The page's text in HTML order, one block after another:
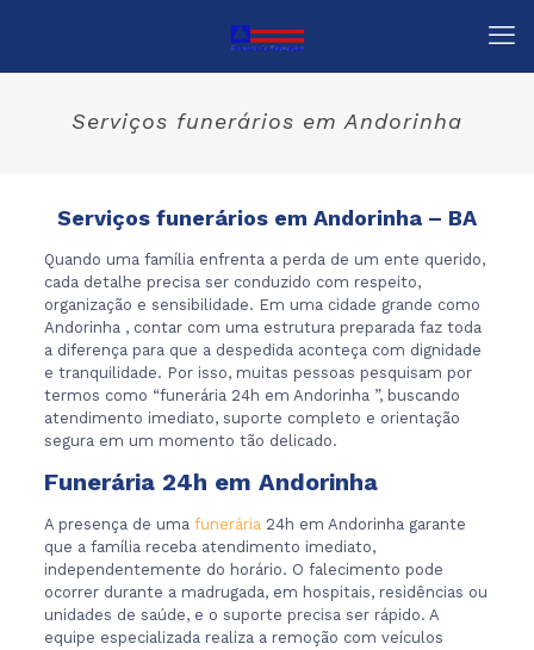
Serviços funerários em Andorinha
Serviços funerários em Andorinha – BA
Quando uma família enfrenta a perda de um ente querido,
cada detalhe precisa ser conduzido com respeito,
organização e sensibilidade. Em uma cidade grande como
Andorinha , contar com uma estrutura preparada faz toda
a diferença para que a despedida aconteça com dignidade
e tranquilidade. Por isso, muitas pessoas pesquisam por
termos como “funerária 24h em Andorinha ”, buscando
atendimento imediato, suporte completo e orientação
segura em um momento tão delicado.
Funerária 24h em Andorinha
A presença de uma funerária24h em Andorinha garante
que a família receba atendimento imediato,
independentemente do horário. O falecimento pode
ocorrer durante a madrugada, em hospitais, residências ou
unidades de saúde, e o suporte precisa ser rápido. A
equipe especializada realiza a remoção com veículos